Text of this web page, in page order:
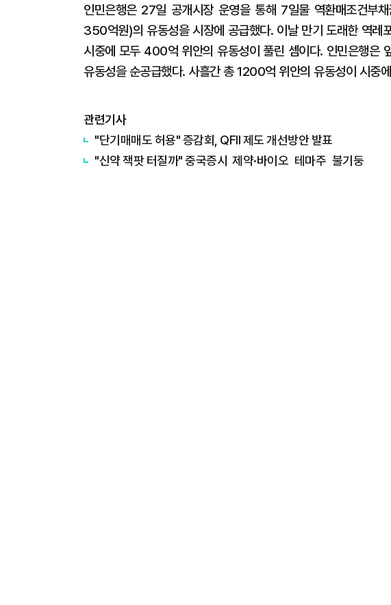
인민은행은 27일 공개시장 운영을 통해 7일물 역환매조건부
350억원)의 유동성을 시장에 공급했다. 이날 만기 도래한 역레
시중에 모두 400억 위안의 유동성이 풀린 셈이다. 인민은행
유동성을 순공급했다. 사흘간 총 1200억 위안의 유동성이 시중
관련기사
"단기매매도 허용" 증감회, QFII 제도 개선방안 발표
"신약 잭팟 터질까" 중국증시 제약·바이오 테마주 불기둥